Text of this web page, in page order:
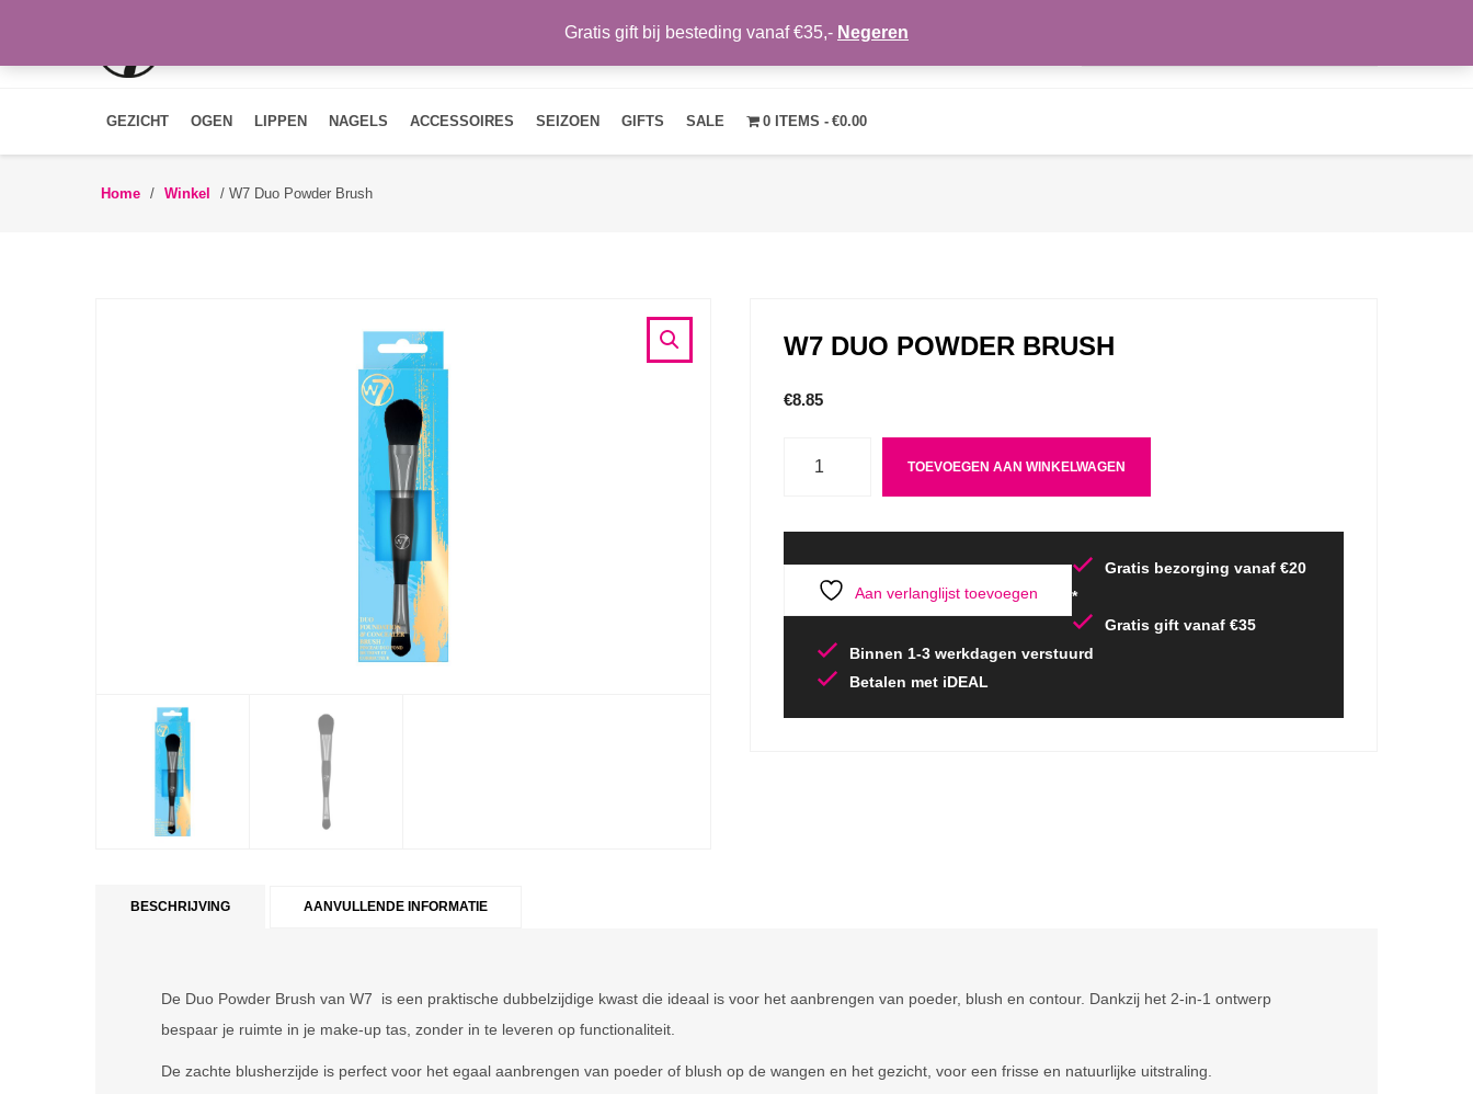
OVER ONS NIEUWS CONTACT MIJN ACCOUNT
GEZICHT OGEN LIPPEN NAGELS ACCESSOIRES SEIZOEN GIFTS SALE 0 ITEMS €0.00
Home / Winkel / W7 Duo Powder Brush
W7 DUO POWDER BRUSH
€8.85
TOEVOEGEN AAN WINKELWAGEN
Aan verlanglijst toevoegen
Gratis bezorging vanaf €20
*
Gratis gift vanaf €35
Binnen 1-3 werkdagen verstuurd
Betalen met iDEAL
BESCHRIJVING AANVULLENDE INFORMATIE
De Duo Powder Brush van W7 is een praktische dubbelzijdige kwast die ideaal is voor het aanbrengen van poeder, blush en contour. Dankzij het 2-in-1 ontwerp
bespaar je ruimte in je make-up tas, zonder in te leveren op functionaliteit.
De zachte blusherzijde is perfect voor het egaal aanbrengen van poeder of blush op de wangen en het gezicht, voor een frisse en natuurlijke uitstraling.
Gratis gift bij besteding vanaf €35,- Negeren